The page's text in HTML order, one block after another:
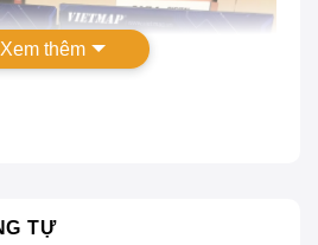
Xem thêm
TỰ